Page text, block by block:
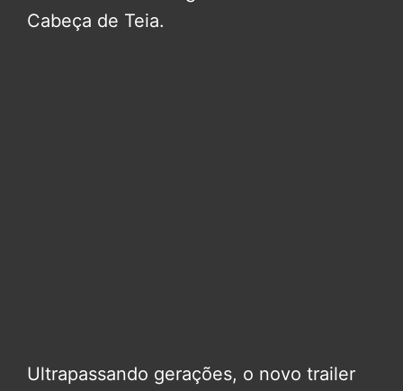
Cabeça de Teia.
Ultrapassando gerações, o novo trailer